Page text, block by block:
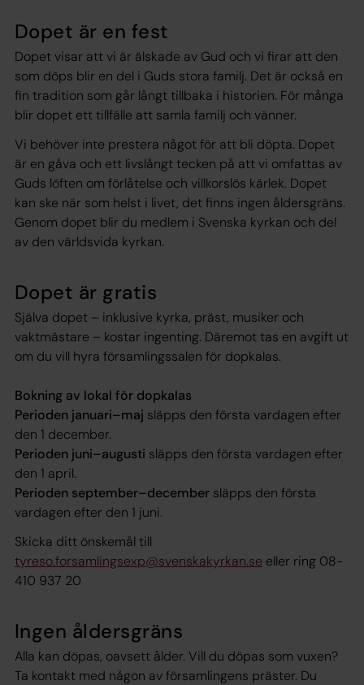
Dopet är en fest
Dopet visar att vi är älskade av Gud och vi firar att den
som döps blir en del i Guds stora familj. Det är också en
fin tradition som går långt tillbaka i historien. För många
blir dopet ett tillfälle att samla familj och vänner.
Vi behöver inte prestera något för att bli döpta. Dopet
är en gåva och ett livslångt tecken på att vi omfattas av
Guds löften om förlåtelse och villkorslös kärlek. Dopet
kan ske när som helst i livet, det finns ingen åldersgräns.
Genom dopet blir du medlem i Svenska kyrkan och del
av den världsvida kyrkan.
Dopet är gratis
Själva dopet – inklusive kyrka, präst, musiker och
vaktmästare – kostar ingenting. Däremot tas en avgift ut
om du vill hyra församlingssalen för dopkalas.
Bokning av lokal för dopkalas
Perioden januari–maj släpps den första vardagen efter
den 1 december.
Perioden juni–augusti släpps den första vardagen efter
den 1 april.
Perioden september–december släpps den första
vardagen efter den 1 juni.
Skicka ditt önskemål till
tyreso.forsamlingsexp@svenskakyrkan.se eller ring 08-
410 937 20
Ingen åldersgräns
Alla kan döpas, oavsett ålder. Vill du döpas som vuxen?
Ta kontakt med någon av församlingens präster. Du